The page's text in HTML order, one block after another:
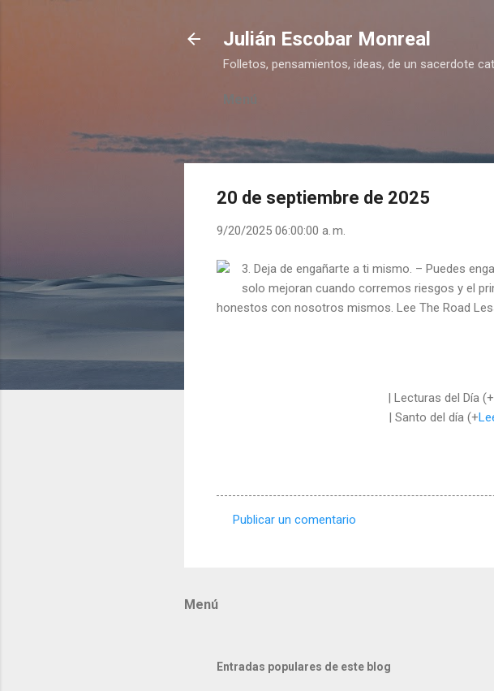
Julián Escobar Monreal
Folletos, pensamientos, ideas, de un sacerdote
Menú
20 de septiembre de 2025
9/20/2025 06:00:00 a. m.
3. Deja de engañarte a ti mismo. – Puedes
solo mejoran cuando corremos riesgos y el
honestos con nosotros mismos. Lee The Road
| Lecturas del Día (+
| Santo del día (+
a
Publicar un comentario
Menú
Entradas populares de este blog